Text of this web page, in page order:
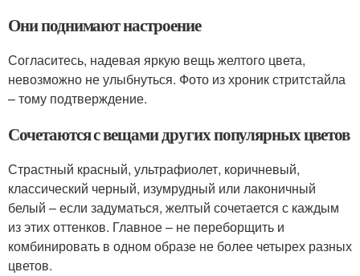
Они поднимают настроение
Согласитесь, надевая яркую вещь желтого цвета,
невозможно не улыбнуться. Фото из хроник стритстайла
– тому подтверждение.
Сочетаются с вещами других популярных цветов
Страстный красный, ультрафиолет, коричневый,
классический черный, изумрудный или лаконичный
белый – если задуматься, желтый сочетается с каждым
из этих оттенков. Главное – не переборщить и
комбинировать в одном образе не более четырех разных
цветов.